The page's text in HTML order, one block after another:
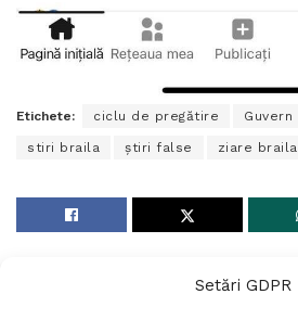
Setări GDPR
Etichete: ciclu de pregătire Guvern
stiri braila știri false ziare braila